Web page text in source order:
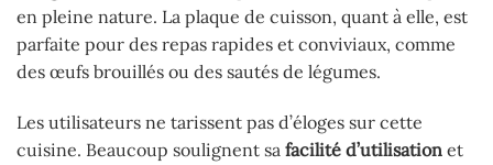
en pleine nature. La plaque de cuisson, quant à elle, est
parfaite pour des repas rapides et conviviaux, comme
des œufs brouillés ou des sautés de légumes.
Les utilisateurs ne tarissent pas d’éloges sur cette
cuisine. Beaucoup soulignent sa facilité d’utilisation et